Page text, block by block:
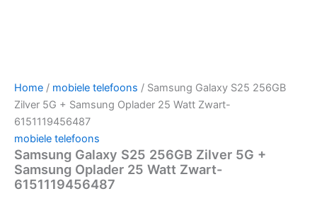
Home / mobiele telefoons / Samsung Galaxy S25 256GB
Zilver 5G + Samsung Oplader 25 Watt Zwart-
6151119456487
mobiele telefoons
Samsung Galaxy S25 256GB Zilver 5G +
Samsung Oplader 25 Watt Zwart-
6151119456487